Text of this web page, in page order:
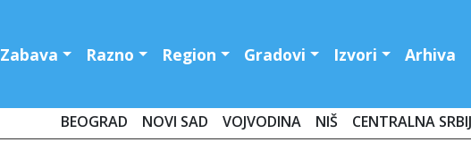
Zabava Razno Region Gradovi Izvori Arhiva
BEOGRAD NOVI SAD VOJVODINA NIŠ CENTRALNA